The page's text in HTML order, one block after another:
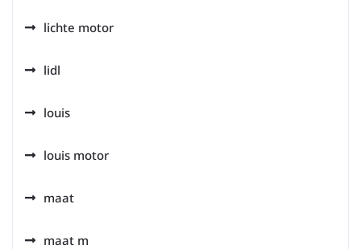
lichte motor
lidl
louis
louis motor
maat
maat m